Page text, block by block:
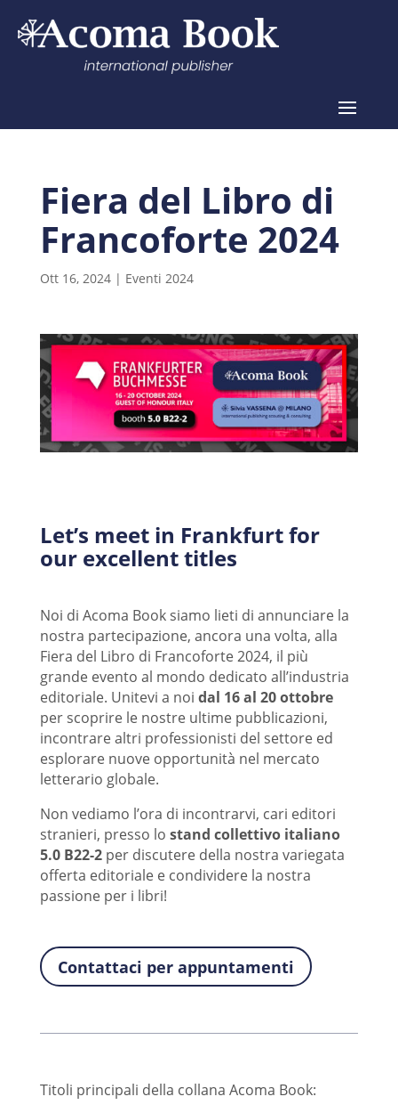
Fiera del Libro di
Francoforte 2024
Ott 16, 2024| Eventi 2024
Let’s meet in Frankfurt for
our excellent titles
Noi di Acoma Book siamo lieti di annunciare la
nostra partecipazione, ancora una volta, alla
Fiera del Libro di Francoforte 2024, il più
grande evento al mondo dedicato all’industria
editoriale. Unitevi a noi dal 16 al 20 ottobre
per scoprire le nostre ultime pubblicazioni,
incontrare altri professionisti del settore ed
esplorare nuove opportunità nel mercato
letterario globale.
Non vediamo l’ora di incontrarvi, cari editori
stranieri, presso lo stand collettivo italiano
5.0 B22-2per discutere della nostra variegata
offerta editoriale e condividere la nostra
passione per i libri!
Contattaci per appuntamenti
Titoli principali della collana Acoma Book: